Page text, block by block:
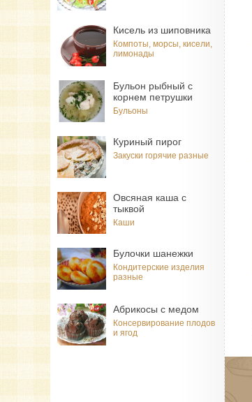
Кисель из шиповника
Компоты, морсы, кисели,
лимонады
Бульон рыбный с
корнем петрушки
Бульоны
Куриный пирог
Закуски горячие разные
Овсяная каша с
тыквой
Каши
Булочки шанежки
Кондитерские изделия
разные
Абрикосы с медом
Консервирование плодов
и ягод